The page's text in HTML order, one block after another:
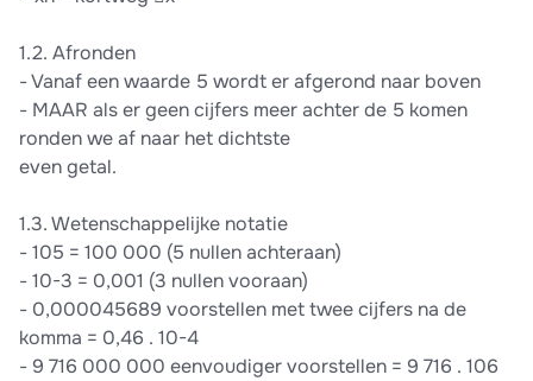
1.2. Afronden
- Vanaf een waarde 5 wordt er afgerond naar boven
- MAAR als er geen cijfers meer achter de 5 komen
ronden we af naar het dichtste
even getal.
1.3. Wetenschappelijke notatie
- 105 = 100 000 (5 nullen achteraan)
- 10-3 = 0,001 (3 nullen vooraan)
- 0,000045689 voorstellen met twee cijfers na de
komma = 0,46 . 10-4
- 9 716 000 000 eenvoudiger voorstellen = 9 716 . 106